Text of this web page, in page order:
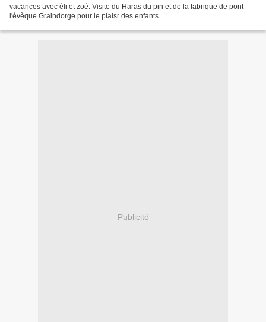
vacances avec éli et zoé. Visite du Haras du pin et de la fabrique de pont
l'évèque Graindorge pour le plaisr des enfants.
Publicité